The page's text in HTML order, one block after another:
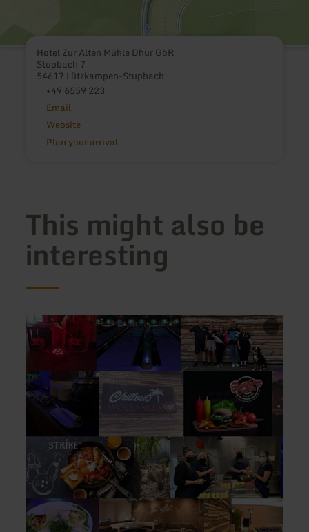
Hotel Zur Alten Mühle Dhur GbR
Stupbach 7
54617 Lützkampen-Stupbach
+49 6559 223
Email
Website
Plan your arrival
This might also be
interesting
learn
more
about:
Bowling
Bitburg
learn
more
about:
Café